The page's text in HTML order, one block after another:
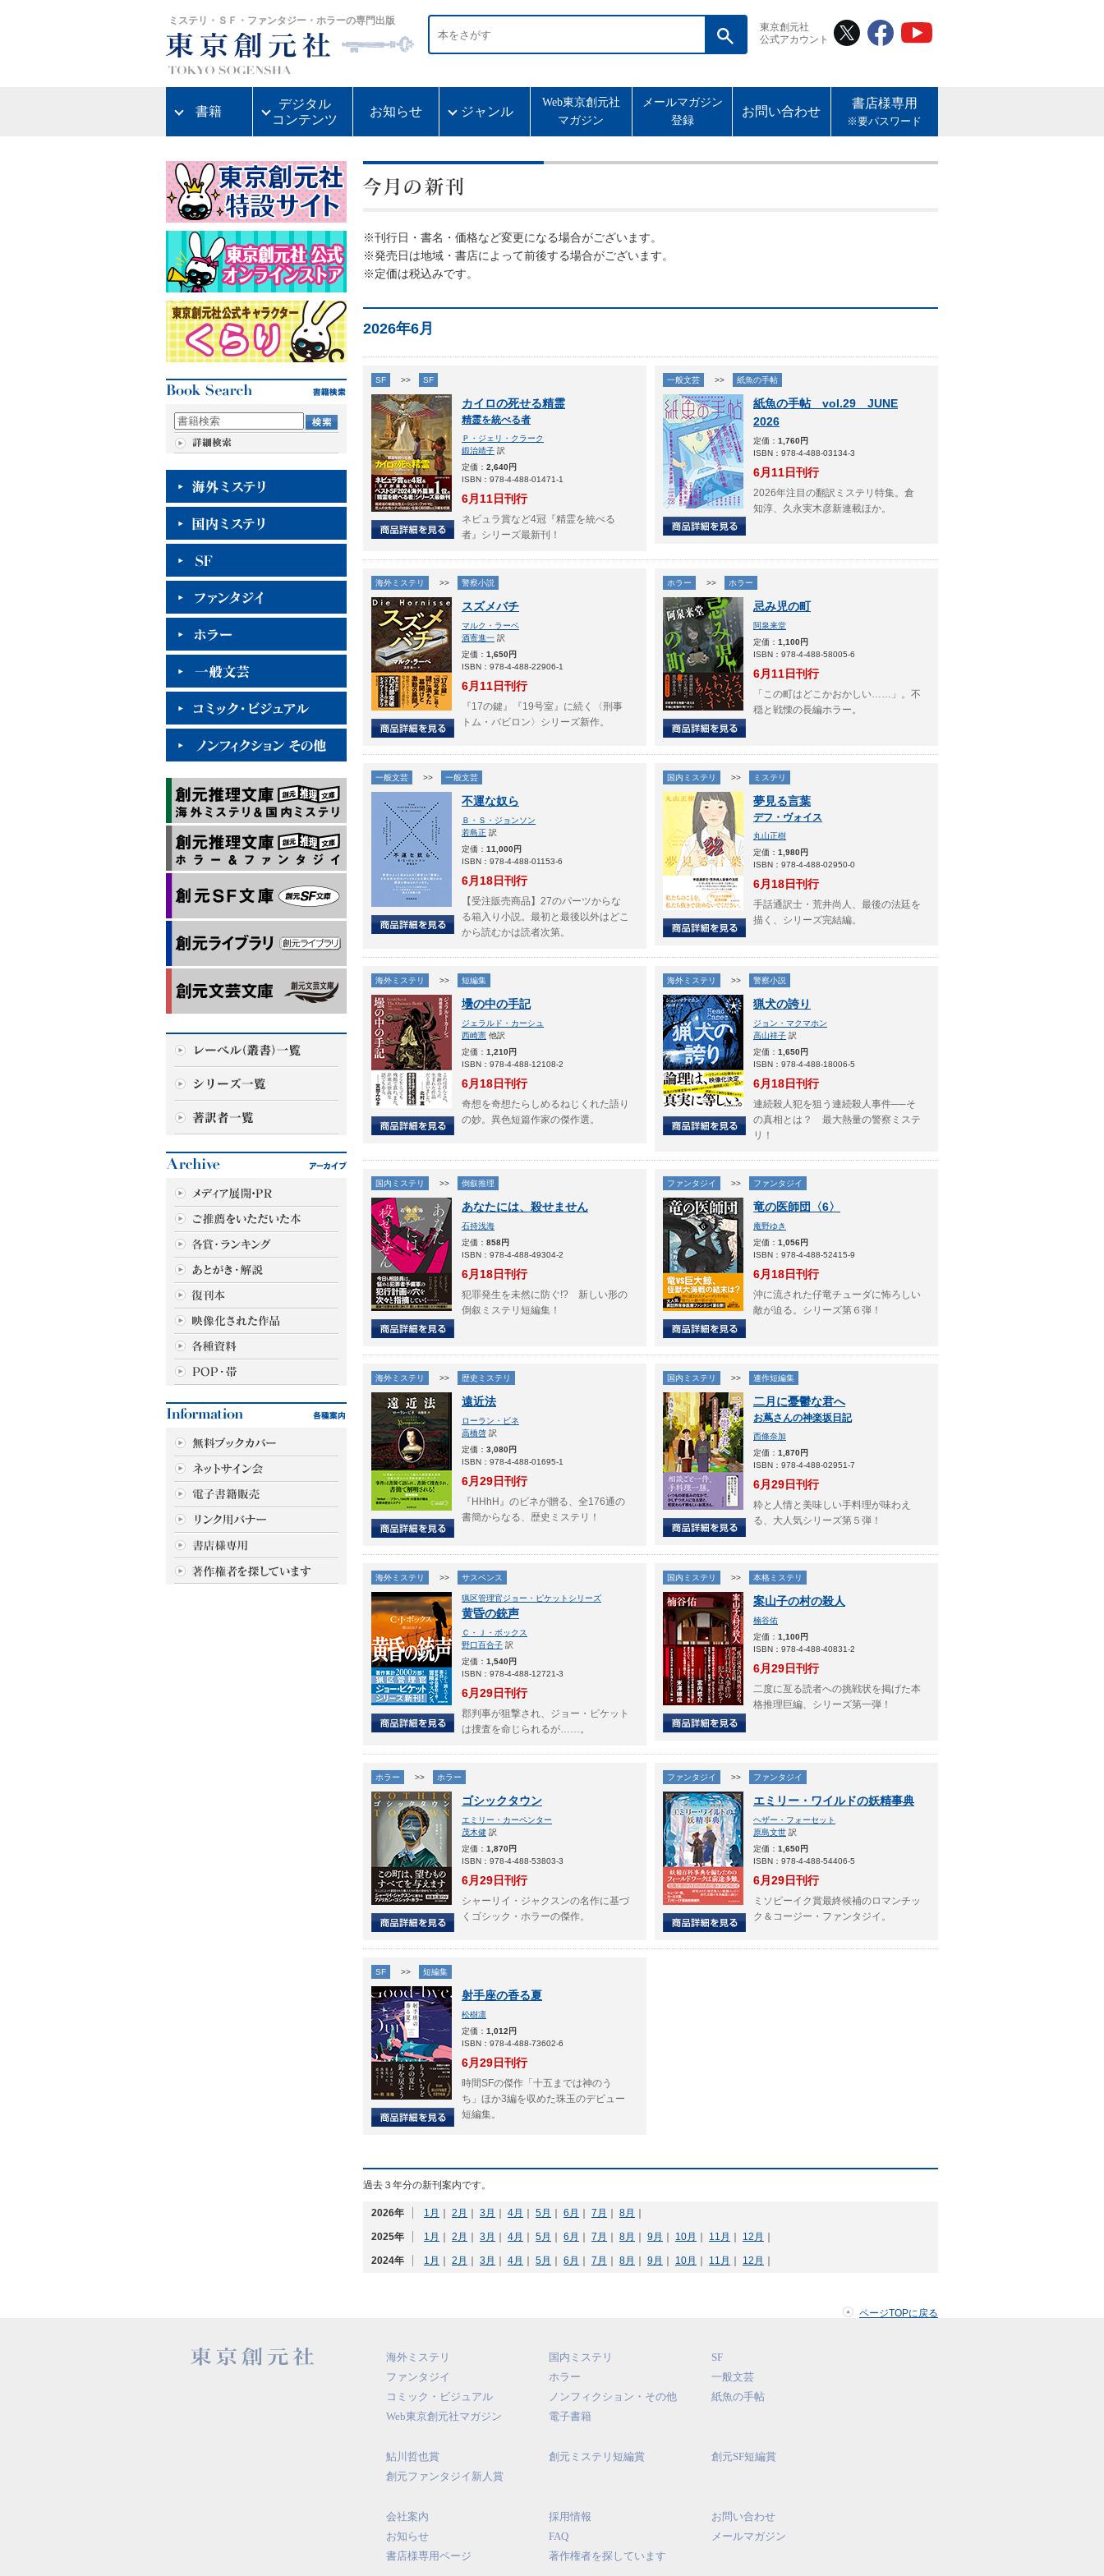
ミステリ・ＳＦ・ファンタジー・ホラーの専門出版
東京創元社
公式アカウント
書籍
デジタル
コンテンツ
お知らせ ジャンル
Web東京創元社
マガジン
メールマガジン
登録
お問い合わせ
書店様専用
※要パスワード
※刊行日・書名・価格など変更になる場合がございます。
※発売日は地域・書店によって前後する場合がございます。
※定価は税込みです。
2026年6月
SF >> SF
カイロの死せる精霊
精霊を統べる者
Ｐ・ジェリ・クラーク
鍛治靖子 訳
定価： 2,640円
ISBN：978-4-488-01471-1
6月11日刊行
ネビュラ賞など4冠『精霊を統べる
者』シリーズ最新刊！
一般文芸 >> 紙魚の手帖
紙魚の手帖 vol.29 JUNE
2026
定価： 1,760円
ISBN：978-4-488-03134-3
6月11日刊行
2026年注目の翻訳ミステリ特集。倉
知淳、久永実木彦新連載ほか。
海外ミステリ >> 警察小説
スズメバチ
マルク・ラーベ
酒寄進一 訳
定価： 1,650円
ISBN：978-4-488-22906-1
6月11日刊行
『17の鍵』『19号室』に続く〈刑事
トム・バビロン〉シリーズ新作。
ホラー >> ホラー
忌み児の町
阿泉来堂
定価： 1,100円
ISBN：978-4-488-58005-6
6月11日刊行
「この町はどこかおかしい……」。不
穏と戦慄の長編ホラー。
一般文芸 >> 一般文芸
不運な奴ら
Ｂ・Ｓ・ジョンソン
若島正 訳
定価： 11,000円
ISBN：978-4-488-01153-6
6月18日刊行
【受注販売商品】27のパーツからな
る箱入り小説。最初と最後以外はどこ
から読むかは読者次第。
国内ミステリ >> ミステリ
夢見る言葉
デフ・ヴォイス
丸山正樹
定価： 1,980円
ISBN：978-4-488-02950-0
6月18日刊行
手話通訳士・荒井尚人、最後の法廷を
描く、シリーズ完結編。
海外ミステリ >> 短編集
壜の中の手記
ジェラルド・カーシュ
西崎憲 他訳
定価： 1,210円
ISBN：978-4-488-12108-2
6月18日刊行
奇想を奇想たらしめるねじくれた語り
の妙。異色短篇作家の傑作選。
海外ミステリ >> 警察小説
猟犬の誇り
ジョン・マクマホン
高山祥子 訳
定価： 1,650円
ISBN：978-4-488-18006-5
6月18日刊行
連続殺人犯を狙う連続殺人事件──そ
の真相とは？ 最大熱量の警察ミステ
リ！
国内ミステリ >> 倒叙推理
あなたには、殺せません
石持浅海
定価： 858円
ISBN：978-4-488-49304-2
6月18日刊行
犯罪発生を未然に防ぐ!? 新しい形の
倒叙ミステリ短編集！
ファンタジイ >> ファンタジイ
竜の医師団〈6〉
庵野ゆき
定価： 1,056円
ISBN：978-4-488-52415-9
6月18日刊行
沖に流された仔竜チューダに怖ろしい
敵が迫る。シリーズ第６弾！
海外ミステリ >> 歴史ミステリ
遠近法
ローラン・ビネ
高橋啓 訳
定価： 3,080円
ISBN：978-4-488-01695-1
6月29日刊行
『HHhH』のビネが贈る、全176通の
書簡からなる、歴史ミステリ！
国内ミステリ >> 連作短編集
二月に憂鬱な君へ
お蔦さんの神楽坂日記
西條奈加
定価： 1,870円
ISBN：978-4-488-02951-7
6月29日刊行
粋と人情と美味しい手料理が味わえ
る、大人気シリーズ第５弾！
海外ミステリ >> サスペンス
猟区管理官ジョー・ピケットシリーズ
黄昏の銃声
Ｃ・Ｊ・ボックス
野口百合子 訳
定価： 1,540円
ISBN：978-4-488-12721-3
6月29日刊行
郡判事が狙撃され、ジョー・ピケット
は捜査を命じられるが……。
国内ミステリ >> 本格ミステリ
案山子の村の殺人
楠谷佑
定価： 1,100円
ISBN：978-4-488-40831-2
6月29日刊行
二度に亙る読者への挑戦状を掲げた本
格推理巨編、シリーズ第一弾！
ホラー >> ホラー
ゴシックタウン
エミリー・カーペンター
茂木健 訳
定価： 1,870円
ISBN：978-4-488-53803-3
6月29日刊行
シャーリイ・ジャクスンの名作に基づ
くゴシック・ホラーの傑作。
ファンタジイ >> ファンタジイ
エミリー・ワイルドの妖精事典
ヘザー・フォーセット
原島文世 訳
定価： 1,650円
ISBN：978-4-488-54406-5
6月29日刊行
ミソピーイク賞最終候補のロマンチッ
ク＆コージー・ファンタジイ。
SF >> 短編集
射手座の香る夏
松樹凛
定価： 1,012円
ISBN：978-4-488-73602-6
6月29日刊行
時間SFの傑作「十五までは神のう
ち」ほか3編を収めた珠玉のデビュー
短編集。
過去３年分の新刊案内です。
2026年 1月 2月 3月 4月 5月 6月 7月 8月
2025年 1月 2月 3月 4月 5月 6月 7月 8月 9月 10月 11月 12月
2024年 1月 2月 3月 4月 5月 6月 7月 8月 9月 10月 11月 12月
ページTOPに戻る
海外ミステリ 国内ミステリ
SF
ファンタジイ
ホラー
一般文芸
コミック・ビジュアル
ノンフィクション・その他
紙魚の手帖
Web東京創元社マガジン
電子書籍
鮎川哲也賞 創元ミステリ短編賞
創元SF短編賞
創元ファンタジイ新人賞
会社案内 採用情報
お問い合わせ
お知らせ
FAQ
メールマガジン
書店様専用ページ
著作権者を探しています